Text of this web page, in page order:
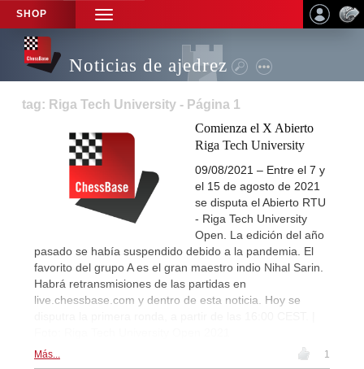
SHOP
TOGGLE
NAVIGATION
Noticias de ajedrez
tag: Riga Tech University - Página 1
Comienza el X Abierto
Riga Tech University
09/08/2021 – Entre el 7 y
el 15 de agosto de 2021
se disputa el Abierto RTU
- Riga Tech University
Open. La edición del año
pasado se había suspendido debido a la pandemia. El
favorito del grupo A es el gran maestro indio Nihal Sarin.
Habrá retransmisiones de las partidas en
live.chessbase.com y dentro de esta noticia. Hoy se
Más... 1